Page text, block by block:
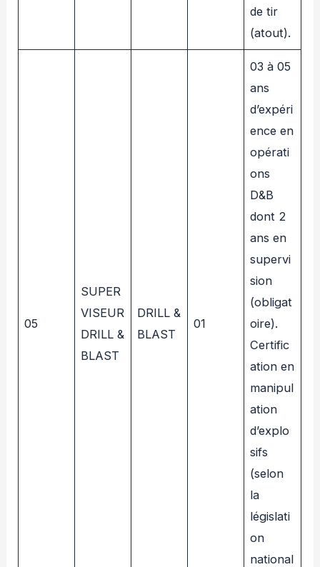
de tir
(atout).
05
SUPER
VISEUR
DRILL &
BLAST
DRILL &
BLAST
01
03 à 05
ans
d’expéri
ence en
opérati
ons
D&B
dont 2
ans en
supervi
sion
(obligat
oire).
Certific
ation en
manipul
ation
d’explo
sifs
(selon
la
législati
on
national